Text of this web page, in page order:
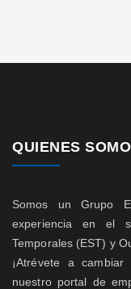
QUIENES
Somos un Grupo
experiencia en el
Temporales (EST) y
¡Atrévete a
nuestro portal de